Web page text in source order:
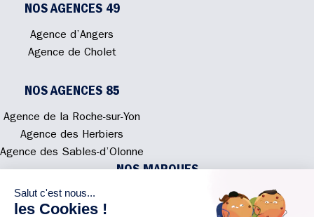
NOS AGENCES 49
Agence d’Angers
Agence de Cholet
NOS AGENCES 85
Agence de la Roche-sur-Yon
Agence des Herbiers
Agence des Sables-d’Olonne
NOS MARQUES